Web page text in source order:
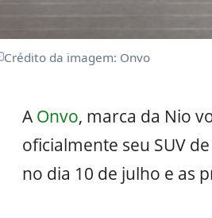
Crédito da imagem: Onvo
AOnvo, marca da Nio
oficialmente seu SUV
no dia 10 de julho e as